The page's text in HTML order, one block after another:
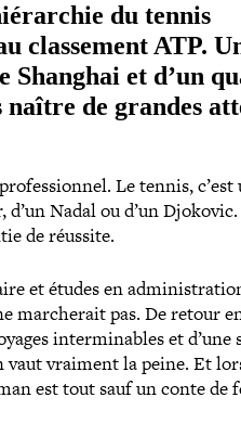
du tennis
clas­se­ment ATP.
Shanghai et d’un
de grandes
Le tennis, c’est
d’un Nadal ou d’un
de réussite.
et études en
mar­che­rait pas. De retour
inter­mi­nables et d’une
vaut vraiment la peine. Et
est tout sauf un conte de